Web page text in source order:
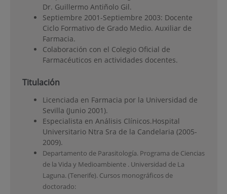
Dr. Guillermo Antiñolo Gil.
Septiembre 2001-Septiembre 2003: Docente
Ciclo Formativo de Grado Medio. Auxiliar de
Farmacia.
Colaboración con el Colegio Oficial de
Farmacéuticos en actividades docentes.
Titulación
Licenciada en Farmacia por la Universidad de
Sevilla (Junio 2001).
Especialista en Análisis Clínicos.Hospital
Universitario Ntra Sra de la Candelaria (2005-
2009).
Departamento de Parasitología. Programa de Ciencias
de la Vida y Medioambiente . Universidad de La
Laguna. (Tenerife). Cursos monográficos de
doctorado: